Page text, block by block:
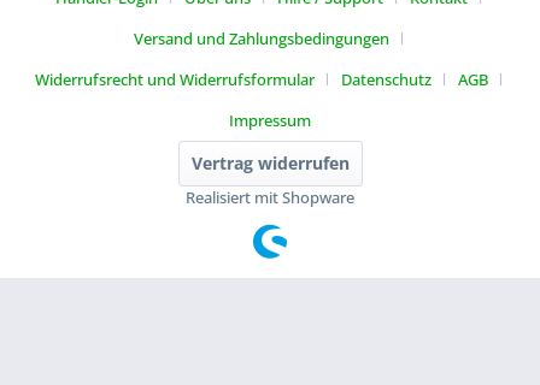
Versand und Zahlungsbedingungen
Widerrufsrecht und Widerrufsformular
Datenschutz
AGB
Impressum
Vertrag widerrufen
Realisiert mit Shopware